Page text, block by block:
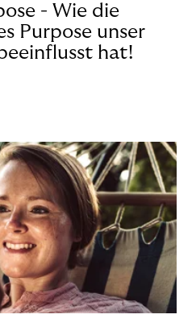
- Wie die
Purpose unser
hat!